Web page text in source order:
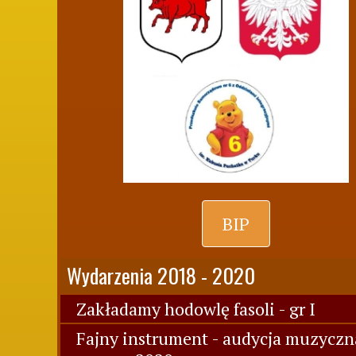
BIP
Wydarzenia 2018 - 2020
Zakładamy hodowlę fasoli - gr I
Fajny instrument - audycja